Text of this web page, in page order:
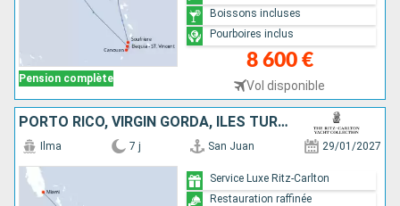
Pension complète
8 600 €
Vol disponible
Boissons incluses
Pourboires inclus
PORTO RICO, VIRGIN GORDA, ÎLES TURQUES-ET-CAÏQUES, ÉTATS-UNIS
Ilma 7 j San Juan 29/01/2027
Service Luxe Ritz-Carlton
Restauration raffinée